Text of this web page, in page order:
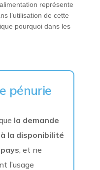
représente
l’utilisation de cette
pourquoi dans les
pénurie
la demande
la disponibilité
, et ne
l’usage